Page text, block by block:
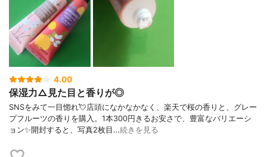
4.00
保湿力△見た目と香りが◎
SNSをみて一目惚れ💘店頭になかなかなく、楽天で桜の香りと、グレー
プフルーツの香りを購入。1本300円きるお安さで、豊富なバリエーシ
ョン✨開封すると、写真2枚目…続きを見る